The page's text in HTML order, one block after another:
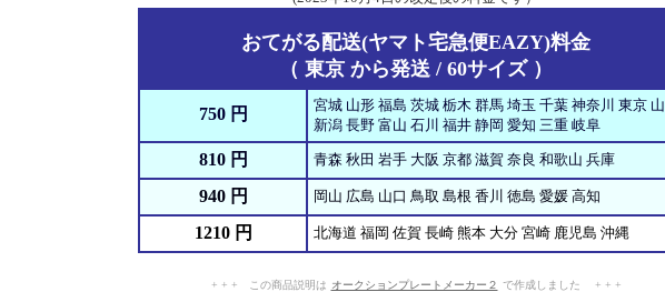
おてがる配送(ヤマト宅急便EAZY)料金
（ 東京 から発送 / 60サイズ ）
750 円
宮城 山形 福島 茨城 栃木 群馬 埼玉 千葉 神奈川 東京
新潟 長野 富山 石川 福井 静岡 愛知 三重 岐阜
810 円 青森 秋田 岩手 大阪 京都 滋賀 奈良 和歌山 兵庫
940 円 岡山 広島 山口 鳥取 島根 香川 徳島 愛媛 高知
1210 円 北海道 福岡 佐賀 長崎 熊本 大分 宮崎 鹿児島 沖縄
+ + + この商品説明は オークションプレートメーカー２ で作成しました + + +